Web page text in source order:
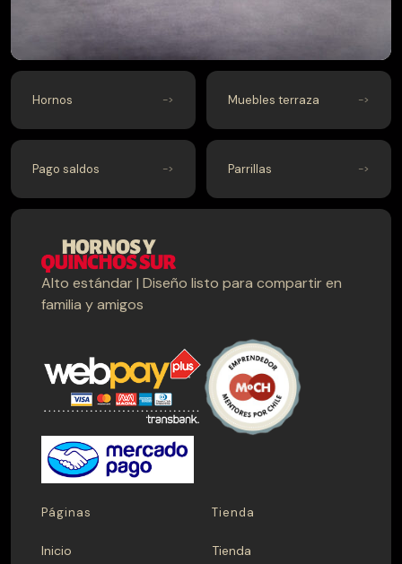
250.000 209.990
Hornos Muebles terraza
Pago saldos Parrillas
Alto estándar | Diseño listo para compartir en
familia y amigos
Páginas
Inicio
Tienda
Tienda